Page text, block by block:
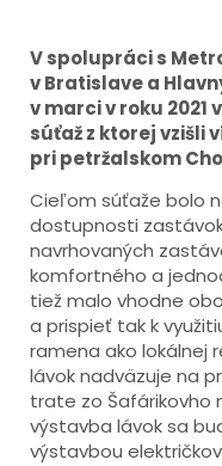
V spolupráci s
v Bratislave a
v marci v roku
súťaž z ktorej vzišli
pri petržalskom
Cieľom súťaže bolo
dostupnosti
navrhovaných
komfortného a
tiež malo vhodne
a prispieť tak k
ramena ako lokálnej
lávok nadväzuje na
trate zo Šafárikovho
výstavba lávok sa
výstavbou